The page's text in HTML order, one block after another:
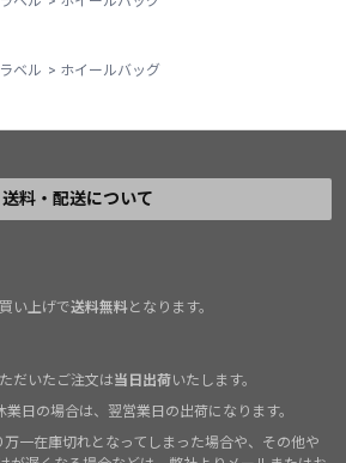
ラベル > ホイールバッグ
送料・配送について
い上げで送料無料となります。
だいたご注文は当日出荷いたします。
日の場合は、翌営業日の出荷になります。
一在庫切れとなってしまった場合や、その他や